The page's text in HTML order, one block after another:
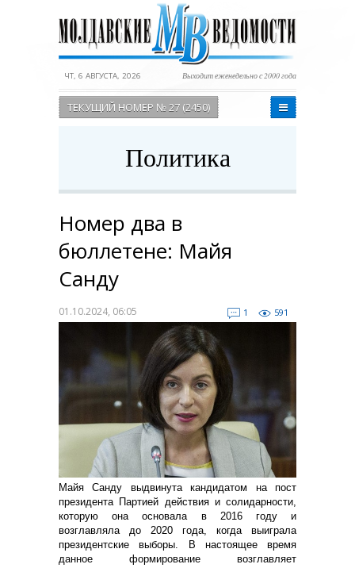
ЧТ, 6 АВГУСТА, 2026 Выходит еженедельно с 2000 года
ТЕКУЩИЙ НОМЕР № 27 (2450)
Политика
Номер два в
бюллетене: Майя
Санду
01.10.2024, 06:05 1 591
Майя Санду выдвинута кандидатом на пост
президента Партией действия и солидарности,
которую она основала в 2016 году и
возглавляла до 2020 года, когда выиграла
президентские выборы. В настоящее время
данное формирование возглавляет